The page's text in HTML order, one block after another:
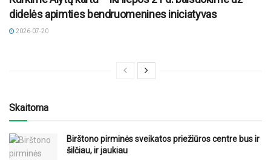
didelės apimties bendruomenines iniciatyvas
2026-07-20
Skaitoma
Birštono pirminės sveikatos priežiūros centre bus ir
šilčiau, ir jaukiau